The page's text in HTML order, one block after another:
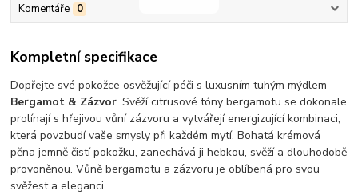
Komentáře 0
Kompletní specifikace
Dopřejte své pokožce osvěžující péči s luxusním tuhým mýdlem
Bergamot & Zázvor. Svěží citrusové tóny bergamotu se dokonale
prolínají s hřejivou vůní zázvoru a vytvářejí energizující kombinaci,
která povzbudí vaše smysly při každém mytí. Bohatá krémová
pěna jemně čistí pokožku, zanechává ji hebkou, svěží a dlouhodobě
provoněnou. Vůně bergamotu a zázvoru je oblíbená pro svou
svěžest a eleganci.